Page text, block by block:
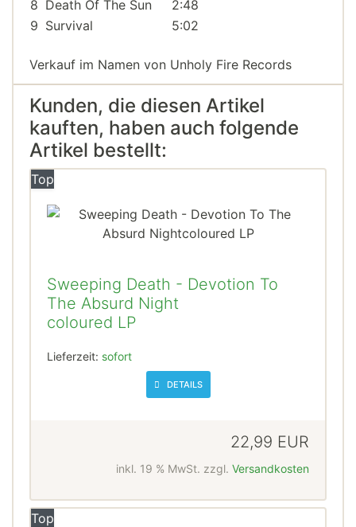
8 Death Of The Sun
2:48
9 Survival 5:02
Verkauf im Namen von Unholy Fire Records
Kunden, die diesen Artikel
kauften, haben auch folgende
Artikel bestellt:
Top
Sweeping Death - Devotion To
The Absurd Night
coloured LP
Lieferzeit: sofort
DETAILS
22,99 EUR
inkl. 19 % MwSt. zzgl. Versandkosten
Top